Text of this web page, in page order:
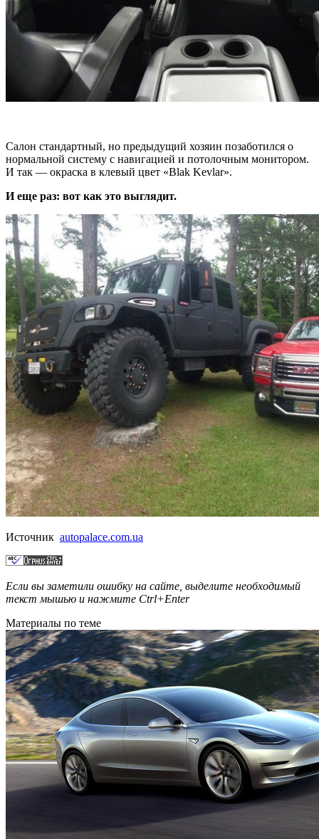
Салон стандартный, но предыдущий хозяин позаботился о
нормальной систему с навигацией и потолочным монитором.
И так — окраска в клевый цвет «Blak Kevlar».
И еще раз: вот как это выглядит.
Источник autopalace.com.ua
Если вы заметили ошибку на сайте, выделите необходимый
текст мышью и нажмите Ctrl+Enter
Материалы по теме